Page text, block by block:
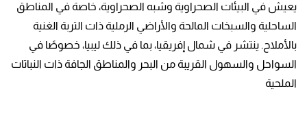
يعيش في البيئات الصحراوية وشبه الصحراوية، خاصة في المناطق
الساحلية والسبخات المالحة والأراضي الرملية ذات التربة الغنية
بالأملاح. ينتشر في شمال إفريقيا، بما في ذلك ليبيا، خصوصًا في
السواحل والسهول القريبة من البحر والمناطق الجافة ذات النباتات
الملحية